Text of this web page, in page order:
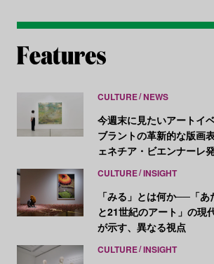
CULTURE NEWS
今週末に見たいアートイ
ブラントの革新的な版画
ェネチア・ビエンナーレ
CULTURE INSIGHT
「みる」とは何か──「
と21世紀のアート」の現
が示す、異なる視点
CULTURE INSIGHT